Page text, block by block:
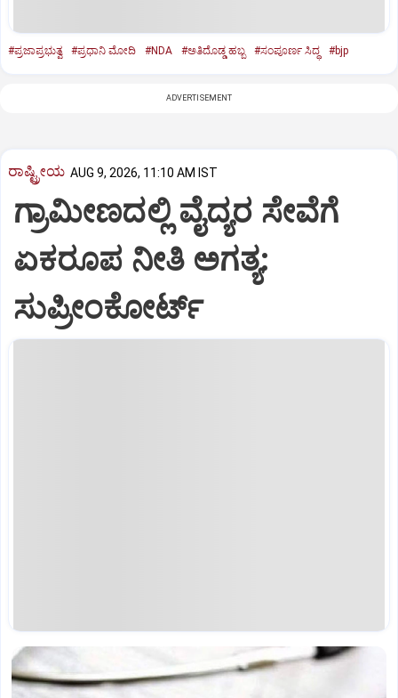
#ಪ್ರಜಾಪ್ರಭುತ್ವ #ಪ್ರಧಾನಿ ಮೋದಿ #NDA #ಅತಿದೊಡ್ಡ ಹಬ್ಬ #ಸಂಪೂರ್ಣ ಸಿದ್ಧ #bjp
ADVERTISEMENT
ರಾಷ್ಟ್ರೀಯ AUG 9, 2026, 11:10 AM IST
ಗ್ರಾಮೀಣದಲ್ಲಿ ವೈದ್ಯರ ಸೇವೆಗೆ
ಏಕರೂಪ ನೀತಿ ಅಗತ್ಯ:
ಸುಪ್ರೀಂಕೋರ್ಟ್‌